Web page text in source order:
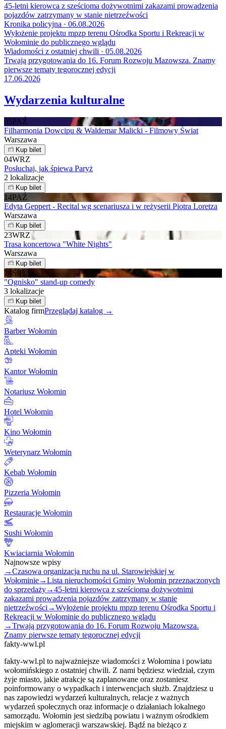
45-letni kierowca z sześcioma dożywotnimi zakazami prowadzenia
pojazdów zatrzymany w stanie nietrzeźwości
Kronika policyjna · 06.08.2026
Wyłożenie projektu mpzp terenu Ośrodka Sportu i Rekreacji w
Wołominie do publicznego wglądu
Wiadomości z ostatniej chwili · 05.08.2026
Trwają przygotowania do 16. Forum Rozwoju Mazowsza. Znamy
pierwsze tematy tegorocznej edycji
17.06.2026
Wydarzenia kulturalne
05PAŹ
Filharmonia Dowcipu & Waldemar Malicki - Filmowy Świat
Warszawa
Kup bilet
04WRZ
Posłuchaj, jak śpiewa Paryż
2 lokalizacje
Kup bilet
14PAŹ
Edyta Geppert - Recital wg scenariusza i w reżyserii Piotra Loretza
Warszawa
Kup bilet
23WRZ
Trasa koncertowa "White Nights"
Warszawa
Kup bilet
14SIE
"Ognisko" stand-up comedy
3 lokalizacje
Kup bilet
Katalog firmPrzeglądaj katalog →
Barber Wołomin
Apteki Wołomin
Kantor Wołomin
Notariusz Wołomin
Hotel Wołomin
Kino Wołomin
Weterynarz Wołomin
Kebab Wołomin
Pizzeria Wołomin
Restauracje Wołomin
Sushi Wołomin
Kwiaciarnia Wołomin
Najnowsze wpisy
→Czasowa organizacja ruchu na ul. Starowiejskiej w
Wołominie→Lista nieruchomości Gminy Wołomin przeznaczonych
do sprzedaży→45-letni kierowca z sześcioma dożywotnimi
zakazami prowadzenia pojazdów zatrzymany w stanie
nietrzeźwości →Wyłożenie projektu mpzp terenu Ośrodka Sportu i
Rekreacji w Wołominie do publicznego wglądu
→Trwają przygotowania do 16. Forum Rozwoju Mazowsza.
Znamy pierwsze tematy tegorocznej edycji
fakty-wwl.pl
fakty-wwl.pl to najważniejsze wiadomości z Wołomina i powiatu
wołomińskiego z ostatniej chwili. Z nami będziesz wiedział, czym
żyje miasto, jakie atrakcje są zaplanowane oraz zostaniesz
poinformowany o wypadkach i interwencjach służb. Znajdziesz u
nas zapowiedzi wydarzeń kulturalnych, relacje z ważnych
wydarzeń społecznych oraz informacje o działaniach lokalnego
samorządu. Wołomin jest siedzibą powiatu i ważnym ośrodkiem
miejskim w aglomeracji warszawskiej. Bądź na bieżąco z